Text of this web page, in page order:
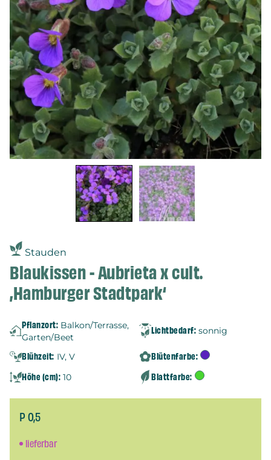
Stauden
Blaukissen - Aubrieta x cult.
‚Hamburger Stadtpark‘
Pflanzort: Balkon/Terrasse,
Garten/Beet
Lichtbedarf: sonnig
Blühzeit: IV, V
Blütenfarbe:
Höhe (cm): 10 Blattfarbe:
P 0,5
lieferbar